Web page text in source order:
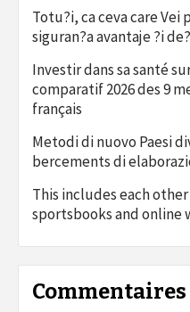
Totu?i, ca ceva care Vei
siguran?a avantaje ?i
Investir dans sa santé
comparatif 2026 des 9
français
Metodi di nuovo Paesi
bercements di
This includes each
sportsbooks and online